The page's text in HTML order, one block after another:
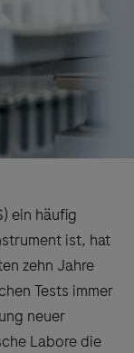
ein häufig
ist, hat
zehn Jahre
Tests immer
neuer
Labore die